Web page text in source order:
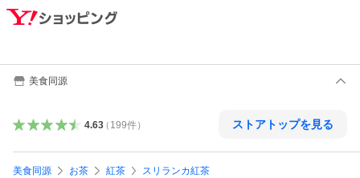
美食同源
4.63（ 199件） ストアトップを見る
美食同源 お茶 紅茶 スリランカ紅茶